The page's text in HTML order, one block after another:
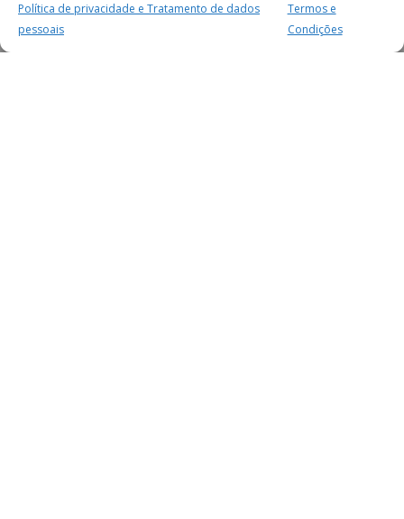
Política de privacidade e Tratamento de dados
pessoais
Termos e
Condições